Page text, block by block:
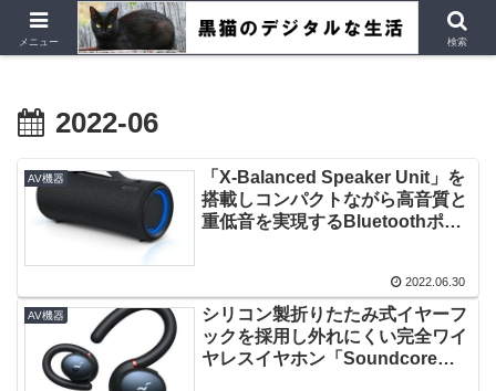
デジタルデバイス、Ubuntu など
2022-06
AV機器
「X-Balanced Speaker Unit」を
搭載しコンパクトながら高音質と
重低音を実現するBluetoothポー
2022.06.30
AV機器
シリコン製折りたたみ式イヤーフ
ックを採用し外れにくい完全ワイ
ヤレスイヤホン「Soundcore
メニュー 検索